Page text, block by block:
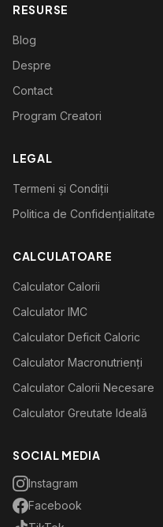
RESURSE
Blog
Despre
Contact
Program Creatori
LEGAL
Termeni și Condiții
Politica de Confidențialitate
CALCULATOARE
Calculator Calorii
Calculator IMC
Calculator Deficit Caloric
Calculator Macronutrienți
Calculator Calorii Necesare
Calculator Greutate Ideală
SOCIAL MEDIA
Instagram
Facebook